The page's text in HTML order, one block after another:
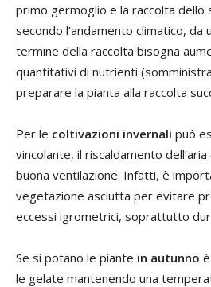
primo germoglio e la raccolta
secondo l’andamento climatico, da
termine della raccolta bisogna
quantitativi di nutrienti
preparare la pianta alla raccolta
Per le coltivazioni invernali può
vincolante, il riscaldamento
buona ventilazione. Infatti, è
vegetazione asciutta per evitare
eccessi igrometrici, soprattutto
Se si potano le piante in autunno
le gelate mantenendo una